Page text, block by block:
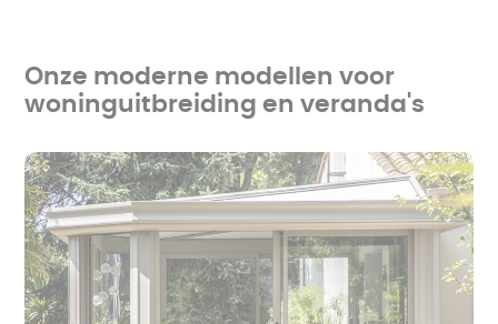
Onze moderne modellen voor
woninguitbreiding en veranda's